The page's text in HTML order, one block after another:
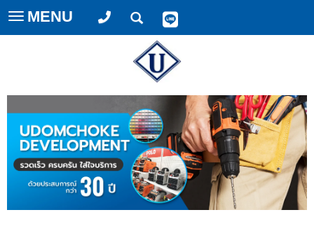
Toggle
navigation
MENU